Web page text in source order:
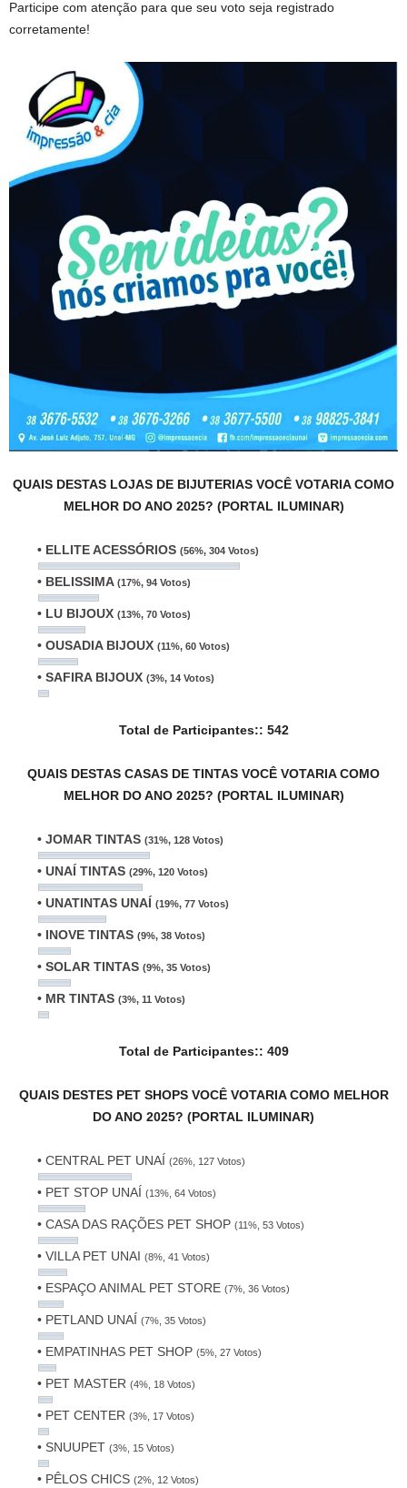
Participe com atenção para que seu voto seja registrado
corretamente!
QUAIS DESTAS LOJAS DE BIJUTERIAS VOCÊ VOTARIA COMO
MELHOR DO ANO 2025? (PORTAL ILUMINAR)
• ELLITE ACESSÓRIOS (56%, 304 Votos)
• BELISSIMA (17%, 94 Votos)
• LU BIJOUX (13%, 70 Votos)
• OUSADIA BIJOUX (11%, 60 Votos)
• SAFIRA BIJOUX (3%, 14 Votos)
Total de Participantes:: 542
QUAIS DESTAS CASAS DE TINTAS VOCÊ VOTARIA COMO
MELHOR DO ANO 2025? (PORTAL ILUMINAR)
• JOMAR TINTAS (31%, 128 Votos)
• UNAÍ TINTAS (29%, 120 Votos)
• UNATINTAS UNAÍ (19%, 77 Votos)
• INOVE TINTAS (9%, 38 Votos)
• SOLAR TINTAS (9%, 35 Votos)
• MR TINTAS (3%, 11 Votos)
Total de Participantes:: 409
QUAIS DESTES PET SHOPS VOCÊ VOTARIA COMO MELHOR
DO ANO 2025? (PORTAL ILUMINAR)
• CENTRAL PET UNAÍ (26%, 127 Votos)
• PET STOP UNAÍ (13%, 64 Votos)
• CASA DAS RAÇÕES PET SHOP (11%, 53 Votos)
• VILLA PET UNAI (8%, 41 Votos)
• ESPAÇO ANIMAL PET STORE (7%, 36 Votos)
• PETLAND UNAÍ (7%, 35 Votos)
• EMPATINHAS PET SHOP (5%, 27 Votos)
• PET MASTER (4%, 18 Votos)
• PET CENTER (3%, 17 Votos)
• SNUUPET (3%, 15 Votos)
• PÊLOS CHICS (2%, 12 Votos)